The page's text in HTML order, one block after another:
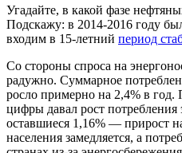
Угадайте, в какой фазе
Подскажу: в 2014-2016 году
входим в 15-летний период
Со стороны спроса на
радужно. Суммарное
росло примерно на 2,4% в
цифры давал рост потребления
оставшиеся 1,16% — прирост
населения замедляется, а